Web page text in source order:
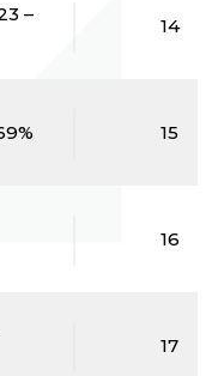
–
14
15
16
17